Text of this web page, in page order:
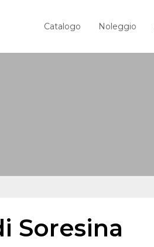
Catalogo Noleggio
Soresina